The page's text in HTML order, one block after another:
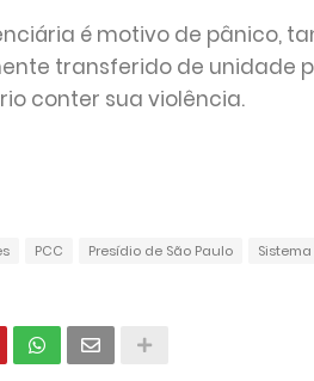
é motivo de pânico,
transferido de unidade
conter sua violência.
PCC Presídio de São Paulo